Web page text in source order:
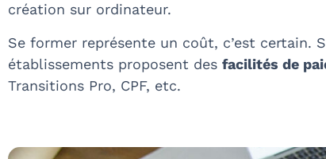
création sur ordinateur.
Se former représente un coût, c’est certain.
établissements proposent des facilités de
Transitions Pro, CPF, etc.